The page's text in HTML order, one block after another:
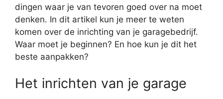
dingen waar je van tevoren goed over na moet
denken. In dit artikel kun je meer te weten
komen over de inrichting van je garagebedrijf.
Waar moet je beginnen? En hoe kun je dit het
beste aanpakken?
Het inrichten van je garage